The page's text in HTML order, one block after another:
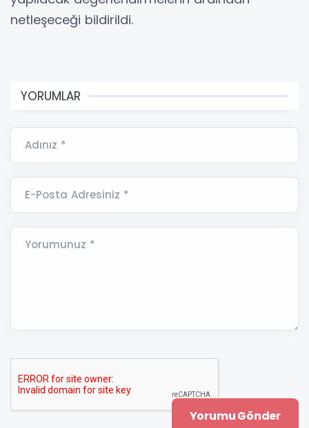
netleşeceği bildirildi.
YORUMLAR
Adınız *
E-Posta Adresiniz *
Yorumunuz *